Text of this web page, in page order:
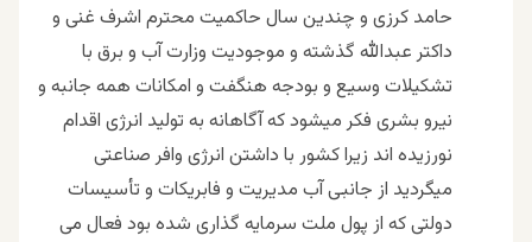
حامد کرزی و چندین سال حاکمیت محترم اشرف غنی و
داکتر عبدالله گذشته و موجودیت وزارت آب و برق با
تشکیلات وسیع و بودجه هنگفت و امکانات همه جانبه و
نیرو بشری فکر میشود که آگاهانه به تولید انرژی اقدام
نورزیده اند زیرا کشور با داشتن انرژی وافر صناعتی
میگردید از جانبی آب مدیریت و فابریکات و تأسیسات
دولتی که از پول ملت سرمایه گذاری شده بود فعال می